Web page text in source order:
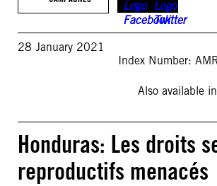
28 January 2021
Index Number:
Also available in
Honduras: Les droits
reproductifs menacés